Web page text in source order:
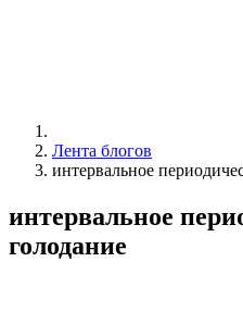
Лента блогов
интервальное
интервальное
голодание